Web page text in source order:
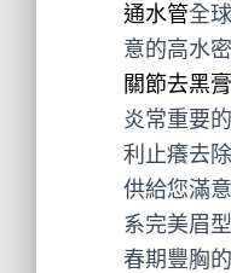
通水管全
意的高水
關節去黑膏
炎常重要
利止癢去
供給您滿
系完美眉
春期豐胸